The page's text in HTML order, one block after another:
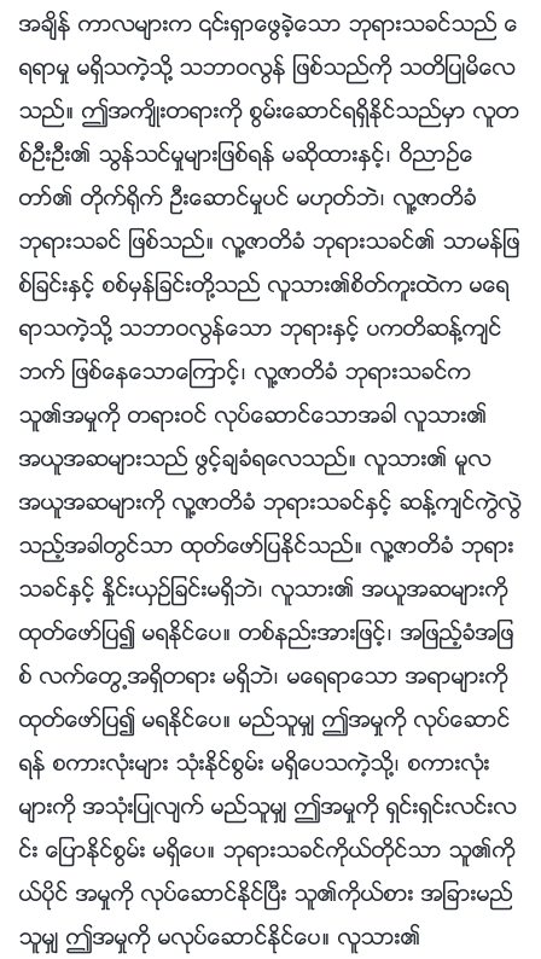
အခ်ိန္ ကာလမ်ားက ၎ရွာေဖြခဲ့ေသာ ဘုရားသခင္သည္ ေ
ရရာမႈ မရွိသကဲ့သို႔ သဘာဝလြန္ ျဖစ္သည္ကို သတိျပဳမိေလ
သည္။ ဤအက်ိဳးတရားကို စြမ္းေဆာင္ရရွိႏိုင္သည္မွာ လူတ
စ္ဦးဦး၏ သြန္သင္မႈမ်ားျဖစ္ရန္ မဆိုထားႏွင့္၊ ဝိညာဥ္ေ
တာ္၏ တိုက္႐ိုက္ ဦးေဆာင္မႈပင္ မဟုတ္ဘဲ၊ လူ႔ဇာတိခံ
ဘုရားသခင္ ျဖစ္သည္။ လူ႔ဇာတိခံ ဘုရားသခင္၏ သာမန္ျဖ
စ္ျခင္းႏွင့္ စစ္မွန္ျခင္းတို႔သည္ လူသား၏စိတ္ကူးထဲက မေရ
ရာသကဲ့သို႔ သဘာဝလြန္ေသာ ဘုရားႏွင့္ ပကတိဆန႔္က်င္
ဘက္ ျဖစ္ေနေသာေၾကာင့္၊ လူ႔ဇာတိခံ ဘုရားသခင္က
သူ၏အမႈကို တရားဝင္ လုပ္ေဆာင္ေသာအခါ လူသား၏
အယူအဆမ်ားသည္ ဖြင့္ခ်ခံရေလသည္။ လူသား၏ မူလ
အယူအဆမ်ားကို လူ႔ဇာတိခံ ဘုရားသခင္ႏွင့္ ဆန္႔က်င္ကြဲလြဲ
သည့္အခါတြင္သာ ထုတ္ေဖာ္ျပႏိုင္သည္။ လူ႔ဇာတိခံ ဘုရား
သခင္ႏွင့္ ႏႈိင္းယွဥ္ျခင္းမရွိဘဲ၊ လူသား၏ အယူအဆမ်ားကို
ထုတ္ေဖာ္ျပ၍ မရႏိုင္ေပ။ တစ္နည္းအားျဖင့္၊ အျဖည့္ခံအျဖ
စ္ လက္ေတြ႕အရွိတရား မရွိဘဲ၊ မေရရာေသာ အရာမ်ားကို
ထုတ္ေဖာ္ျပ၍ မရႏိုင္ေပ။ မည္သူမွ် ဤအမႈကို လုပ္ေဆာင္
ရန္ စကားလုံးမ်ား သုံးႏိုင္စြမ္း မရွိေပသကဲ့သို႔၊ စကားလုံး
မ်ားကို အသုံးျပဳလ်က္ မည္သူမွ် ဤအမႈကို ရွင္းရွင္းလင္းလ
င္း ေျပာႏိုင္စြမ္း မရွိေပ။ ဘုရားသခင္ကိုယ္တိုင္သာ သူ၏ကို
ယ္ပိုင္ အမႈကို လုပ္ေဆာင္ႏိုင္ၿပီး သူ၏ကိုယ္စား အျခားမည္
သူမွ် ဤအမႈကို မလုပ္ေဆာင္ႏိုင္ေပ။ လူသား၏